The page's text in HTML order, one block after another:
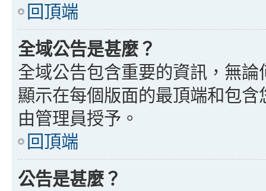
回頂端
全域公告是甚麼？
全域公告包含重要的資訊，無
顯示在每個版面的最頂端和包
由管理員授予。
回頂端
公告是甚麼？